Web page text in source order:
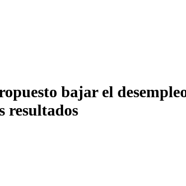
bajar el
resultados